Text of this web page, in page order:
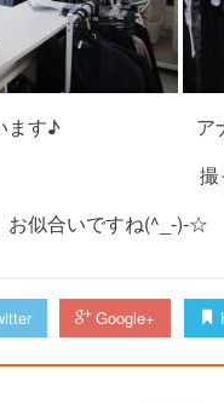
います♪ アナウ
(^-^; 撮ってい
お似合いですね(^_-)-☆
Google+